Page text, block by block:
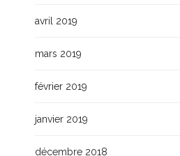
avril 2019
mars 2019
février 2019
janvier 2019
décembre 2018